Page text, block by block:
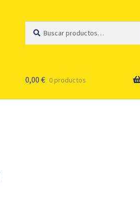
por:
0,00 € 0 productos